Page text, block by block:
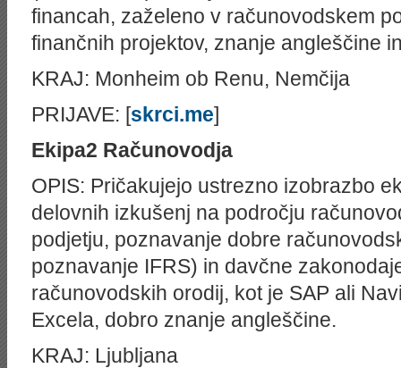
financah, zaželeno v računovodskem
finančnih projektov, znanje angleščine
KRAJ: Monheim ob Renu, Nemčija
PRIJAVE: [skrci.me]
Ekipa2 Računovodja
OPIS: Pričakujejo ustrezno izobrazbo
delovnih izkušenj na področju
podjetju, poznavanje dobre
poznavanje IFRS) in davčne
računovodskih orodij, kot je SAP ali
Excela, dobro znanje angleščine.
KRAJ: Ljubljana